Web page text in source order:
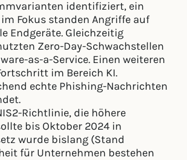
identifiziert, ein
Fokus standen Angriffe auf
Endgeräte. Gleichzeitig
Zero-Day-Schwachstellen
as-a-Service. Einen weiteren
im Bereich KI.
echte Phishing-Nachrichten
Richtlinie, die höhere
bis Oktober 2024 in
wurde bislang (Stand
für Unternehmen bestehen